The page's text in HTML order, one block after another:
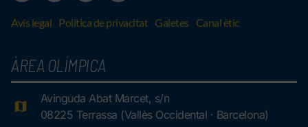
Avís legal Política de privacitat Galetes Canal ètic
ÀREA OLÍMPICA
Avinguda Abat Marcet, s/n
08225 Terrassa (Vallès Occidental · Barcelona)